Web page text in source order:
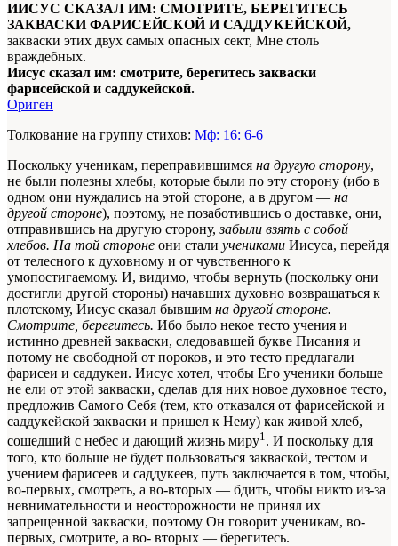
ИИСУС СКАЗАЛ ИМ: СМОТРИТЕ, БЕРЕГИТЕСЬ
ЗАКВАСКИ ФАРИСЕЙСКОЙ И САДДУКЕЙСКОЙ,
закваски этих двух самых опасных сект, Мне столь
враждебных.
Иисус сказал им: смотрите, берегитесь закваски
фарисейской и саддукейской.
Ориген
Толкование на группу стихов: Мф: 16: 6-6
Поскольку ученикам, переправившимся на другую сторону,
не были полезны хлебы, которые были по эту сторону (ибо в
одном они нуждались на этой стороне, а в другом — на
другой стороне), поэтому, не позаботившись о доставке, они,
отправившись на другую сторону,забыли взять с собой
хлебов. На той стороне они стали учениками Иисуса, перейдя
от телесного к духовному и от чувственного к
умопостигаемому. И, видимо, чтобы вернуть (поскольку они
достигли другой стороны) начавших духовно возвращаться к
плотскому, Иисус сказал бывшим на другой стороне.
Смотрите, берегитесь. Ибо было некое тесто учения и
истинно древней закваски, следовавшей букве Писания и
потому не свободной от пороков, и это тесто предлагали
фарисеи и саддукеи. Иисус хотел, чтобы Его ученики больше
не ели от этой закваски, сделав для них новое духовное тесто,
предложив Самого Себя (тем, кто отказался от фарисейской и
саддукейской закваски и пришел к Нему) как живой хлеб,
сошедший с небес и дающий жизнь миру1. И поскольку для
того, кто больше не будет пользоваться закваской, тестом и
учением фарисеев и саддукеев, путь заключается в том, чтобы,
во-первых, смотреть, а во-вторых — бдить, чтобы никто из-за
невнимательности и неосторожности не принял их
запрещенной закваски, поэтому Он говорит ученикам, во-
первых, смотрите, а во- вторых — берегитесь.